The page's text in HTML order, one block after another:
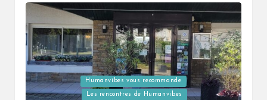
Posted
in
Humanvibes vous recommande
Les rencontres de Humanvibes